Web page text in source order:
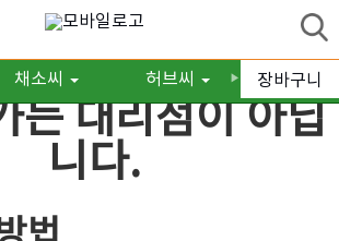
채소씨 허브씨 구근/숙
▶ 장바구니
든 대리점이 아닙
니다.